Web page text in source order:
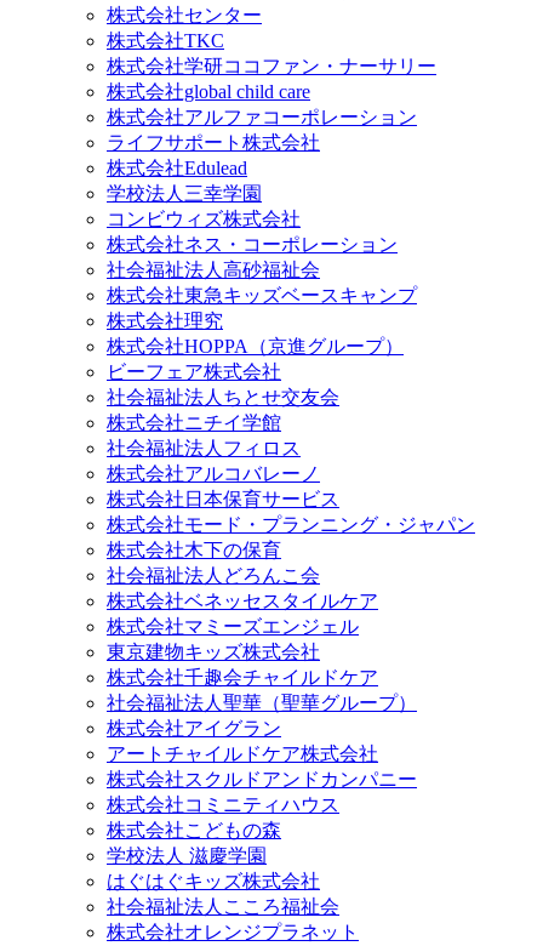
株式会社センター
株式会社TKC
株式会社学研ココファン・ナーサリー
株式会社global child care
株式会社アルファコーポレーション
ライフサポート株式会社
株式会社Edulead
学校法人三幸学園
コンビウィズ株式会社
株式会社ネス・コーポレーション
社会福祉法人高砂福祉会
株式会社東急キッズベースキャンプ
株式会社理究
株式会社HOPPA（京進グループ）
ビーフェア株式会社
社会福祉法人ちとせ交友会
株式会社ニチイ学館
社会福祉法人フィロス
株式会社アルコバレーノ
株式会社日本保育サービス
株式会社モード・プランニング・ジャパン
株式会社木下の保育
社会福祉法人どろんこ会
株式会社ベネッセスタイルケア
株式会社マミーズエンジェル
東京建物キッズ株式会社
株式会社千趣会チャイルドケア
社会福祉法人聖華（聖華グループ）
株式会社アイグラン
アートチャイルドケア株式会社
株式会社スクルドアンドカンパニー
株式会社コミニティハウス
株式会社こどもの森
学校法人 滋慶学園
はぐはぐキッズ株式会社
社会福祉法人こころ福祉会
株式会社オレンジプラネット